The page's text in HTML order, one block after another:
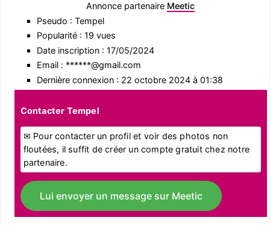
Annonce partenaire Meetic
Pseudo : Tempel
Popularité : 19 vues
Date inscription : 17/05/2024
Email : ******@gmail.com
Dernière connexion : 22 octobre 2024 à 01:38
Contacter Tempel
✉ Pour contacter un profil et voir des photos non
floutées, il suffit de créer un compte gratuit chez notre
partenaire.
Lui envoyer un message sur Meetic